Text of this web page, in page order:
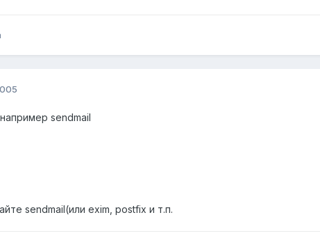
sendmail
sendmail(или exim, postfix и т.п.